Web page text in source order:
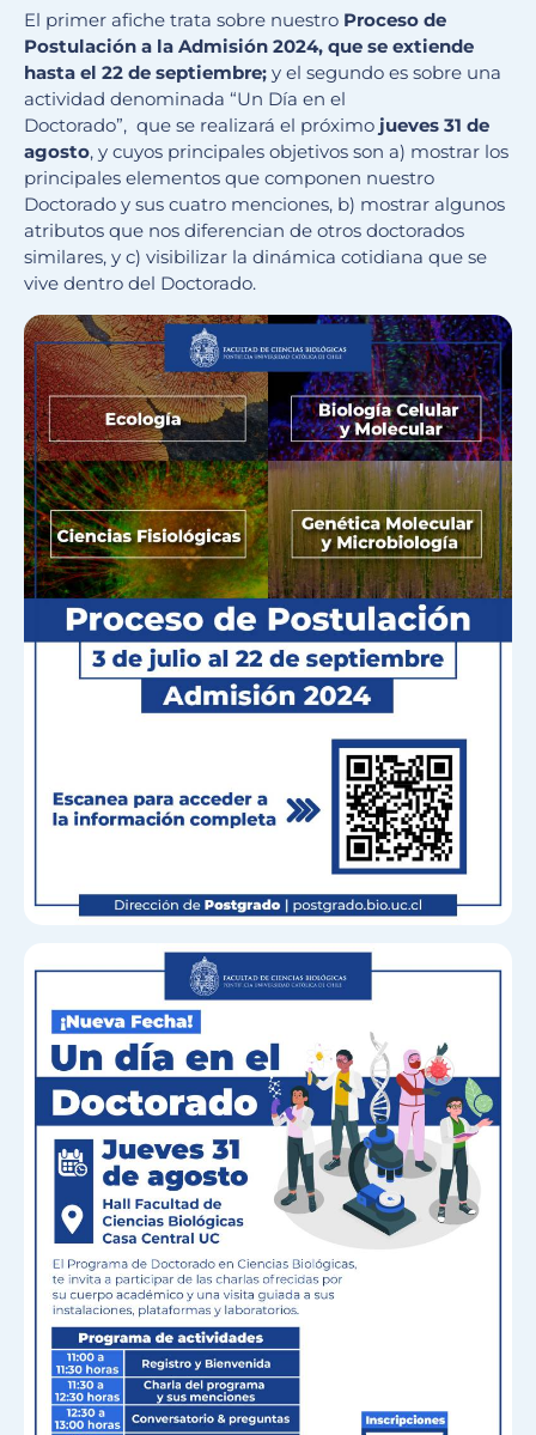
El primer afiche trata sobre nuestro Proceso de
Postulación a la Admisión 2024, que se extiende
hasta el 22 de septiembre; y el segundo es sobre una
actividad denominada “Un Día en el
Doctorado”, que se realizará el próximo jueves 31 de
agosto, y cuyos principales objetivos son a) mostrar los
principales elementos que componen nuestro
Doctorado y sus cuatro menciones, b) mostrar algunos
atributos que nos diferencian de otros doctorados
similares, y c) visibilizar la dinámica cotidiana que se
vive dentro del Doctorado.